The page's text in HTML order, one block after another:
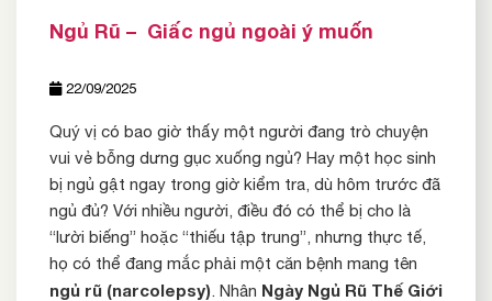
Ngủ Rũ – Giấc ngủ ngoài ý muốn
22/09/2025
Quý vị có bao giờ thấy một người đang trò chuyện
vui vẻ bỗng dưng gục xuống ngủ? Hay một học sinh
bị ngủ gật ngay trong giờ kiểm tra, dù hôm trước đã
ngủ đủ? Với nhiều người, điều đó có thể bị cho là
“lười biếng” hoặc “thiếu tập trung”, nhưng thực tế,
họ có thể đang mắc phải một căn bệnh mang tên
ngủ rũ (narcolepsy). Nhân Ngày Ngủ Rũ Thế Giới